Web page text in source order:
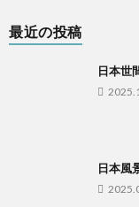
最近の投稿
日本世
日本風